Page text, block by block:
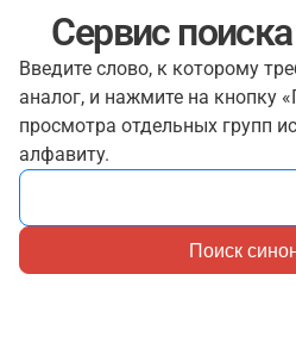
Сервис
Введите слово, к которому
аналог, и нажмите на кнопку
просмотра отдельных групп
алфавиту.
Поиск